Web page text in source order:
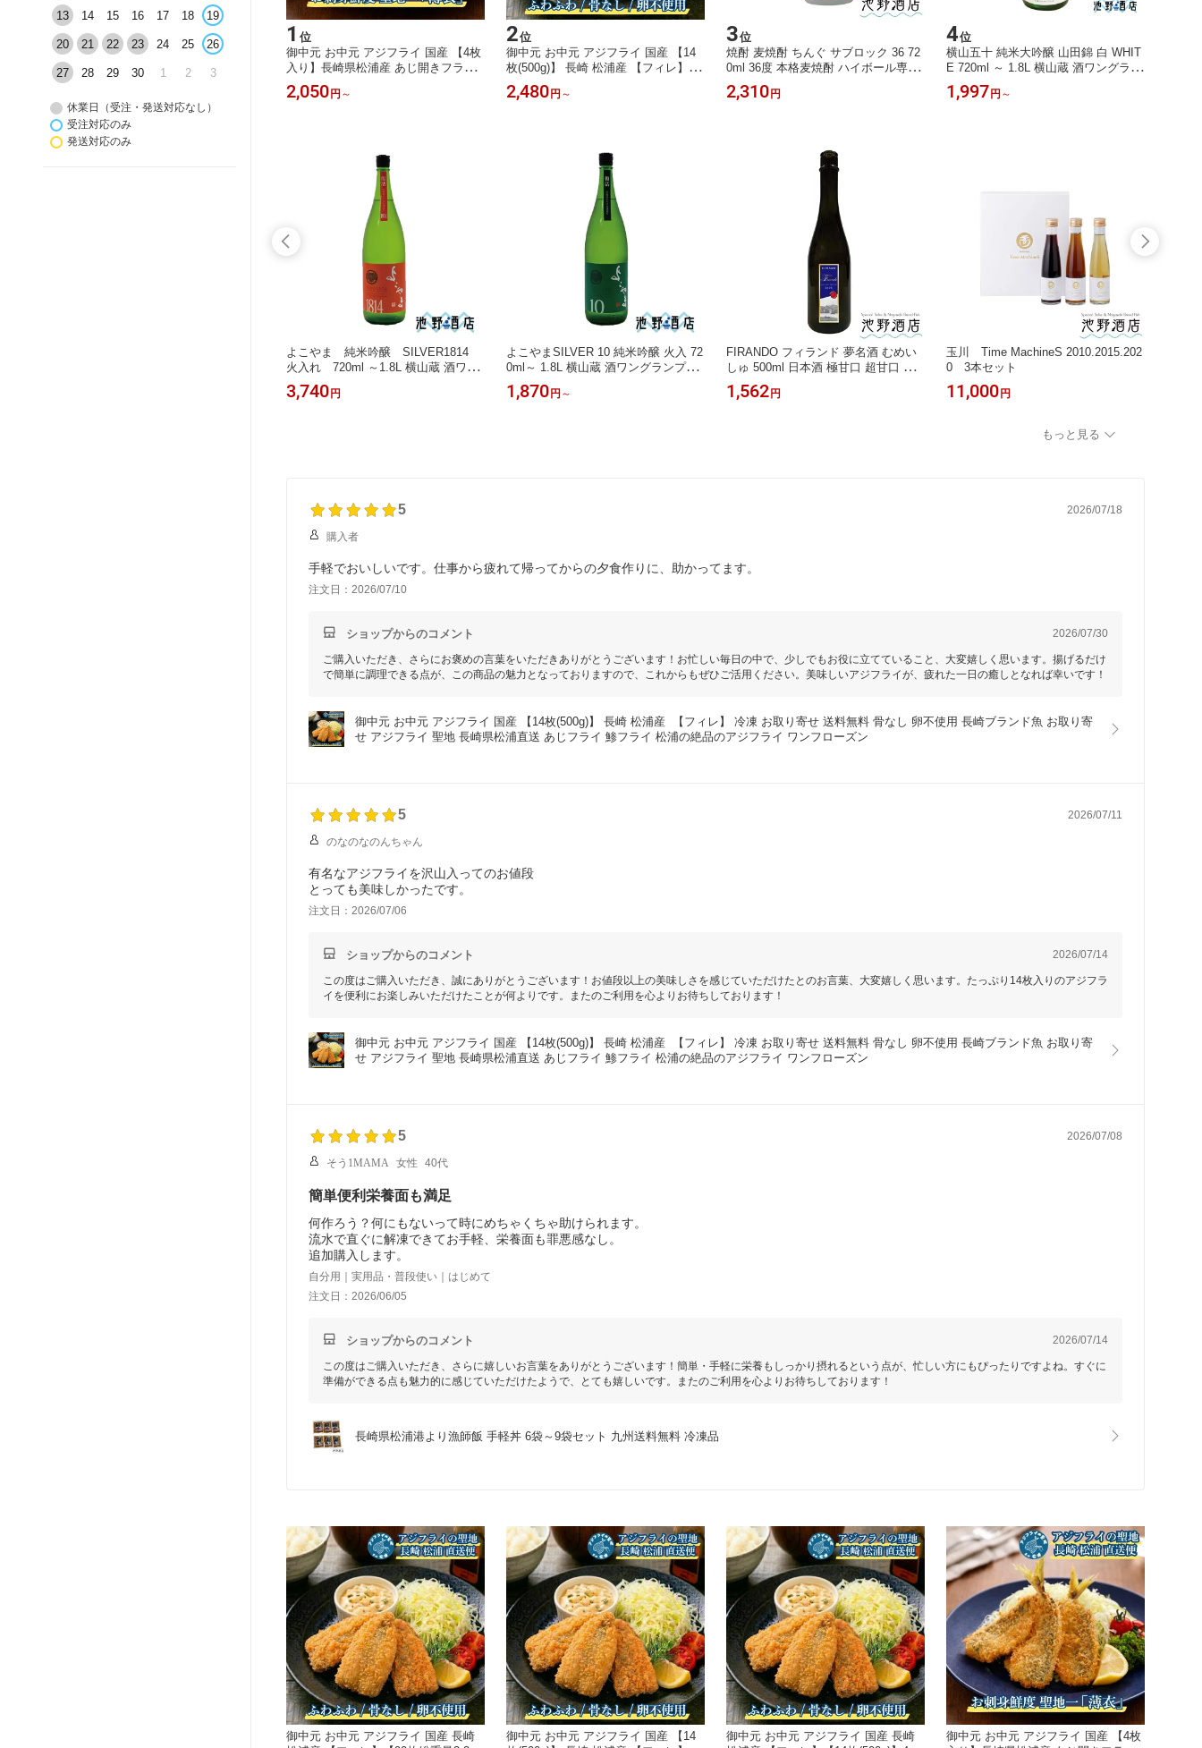
13 14 15 16 17 18 19
20 21 22 23 24 25 26
27 28 29 30 1 2 3
休業日（受注・発送対応なし）
受注対応のみ
発送対応のみ
15位
焼酎 じゃがいも焼酎 じゃがたらお春
じゃがいも焼酎 25度 720ml 長崎のお
酒 福田酒造（長崎県平戸市）
1 位
御中元 お中元 アジフライ 国産 【4枚
入り】長崎県松浦産 あじ開きフライ
(尾付き) アジフライの聖地 冷凍 お取
り寄せ 送料無料 卵不使用 長崎ブラン
2,050 円 ～
2位
御中元 お中元 アジフライ 国産 【14
枚(500g)】 長崎 松浦産 【フィレ】 冷
凍 お取り寄せ 送料無料 骨なし 卵不
使用 長崎ブランド魚 お取り寄せ アジ
2,480 円 ～
3位
焼酎 麦焼酎 ちんぐ サブロック 36 72
0ml 36度 本格麦焼酎 ハイボール専用
焼酎 長崎 壱岐
2,310 円
4位
横山五十 純米大吟醸 山田錦 白 WHIT
E 720ml ～ 1.8L 横山蔵 酒ワングラン
プリ優勝 日本酒 よこやま 重家酒造
長崎県 壱岐 フルーティー 人気
1,997 円 ～
よこやま 純米吟醸 SILVER1814
火入れ 720ml ～1.8L 横山蔵 酒ワン
グランプリ優勝 よこやま 重家酒造 長
崎県 壱岐 フルーティー 人気
3,740 円
よこやまSILVER 10 純米吟醸 火入 72
0ml～ 1.8L 横山蔵 酒ワングランプリ
優勝 よこやま 重家酒造 長崎県 壱岐
フルーティー 人気
1,870 円 ～
FIRANDO フィランド 夢名酒 むめい
しゅ 500ml 日本酒 極甘口 超甘口 長
崎県 平戸市 食前酒 デザート酒 甘口
飲みやすい
1,562 円
玉川 Time MachineS 2010.2015.202
0 3本セット
11,000 円
もっと見る
5 2026/07/18
購入者
手軽でおいしいです。仕事から疲れて帰ってからの夕食作りに、助かってます。
注文日：2026/07/10
ショップからのコメント 2026/07/30
ご購入いただき、さらにお褒めの言葉をいただきありがとうございます！お忙しい毎日の中で、少しでもお役に立てていること、大変嬉しく思います。揚げるだけ
で簡単に調理できる点が、この商品の魅力となっておりますので、これからもぜひご活用ください。美味しいアジフライが、疲れた一日の癒しとなれば幸いです！
御中元 お中元 アジフライ 国産 【14枚(500g)】 長崎 松浦産  【フィレ】 冷凍 お取り寄せ 送料無料 骨なし 卵不使用 長崎ブランド魚 お取り寄
せ アジフライ 聖地 長崎県松浦直送 あじフライ 鯵フライ 松浦の絶品のアジフライ ワンフローズン
5 2026/07/11
のなのなのんちゃん
有名なアジフライを沢山入ってのお値段
とっても美味しかったです。
注文日：2026/07/06
ショップからのコメント 2026/07/14
この度はご購入いただき、誠にありがとうございます！お値段以上の美味しさを感じていただけたとのお言葉、大変嬉しく思います。たっぷり14枚入りのアジフラ
イを便利にお楽しみいただけたことが何よりです。またのご利用を心よりお待ちしております！
御中元 お中元 アジフライ 国産 【14枚(500g)】 長崎 松浦産  【フィレ】 冷凍 お取り寄せ 送料無料 骨なし 卵不使用 長崎ブランド魚 お取り寄
せ アジフライ 聖地 長崎県松浦直送 あじフライ 鯵フライ 松浦の絶品のアジフライ ワンフローズン
5 2026/07/08
そう1MAMA 女性 40代
簡単便利栄養面も満足
何作ろう？何にもないって時にめちゃくちゃ助けられます。
流水で直ぐに解凍できてお手軽、栄養面も罪悪感なし。
追加購入します。
自分用｜実用品・普段使い｜はじめて
注文日：2026/06/05
ショップからのコメント 2026/07/14
この度はご購入いただき、さらに嬉しいお言葉をありがとうございます！簡単・手軽に栄養もしっかり摂れるという点が、忙しい方にもぴったりですよね。すぐに
準備ができる点も魅力的に感じていただけたようで、とても嬉しいです。またのご利用を心よりお待ちしております！
長崎県松浦港より漁師飯 手軽丼 6袋～9袋セット 九州送料無料 冷凍品
御中元 お中元 アジフライ 国産 長崎
御中元 お中元 アジフライ 国産 【14
御中元 お中元 アジフライ 国産 長崎
御中元 お中元 アジフライ 国産 【4枚